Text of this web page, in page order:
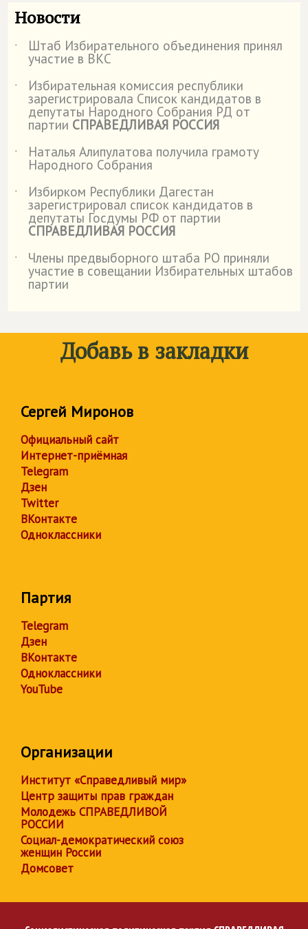
Новости
˙ Штаб Избирательного объединения принял
участие в ВКС
˙
Избирательная комиссия республики
зарегистрировала Список кандидатов в
депутаты Народного Собрания РД от
партии СПРАВЕДЛИВАЯ РОССИЯ
˙
Наталья Алипулатова получила грамоту
Народного Собрания
˙
Избирком Республики Дагестан
зарегистрировал список кандидатов в
депутаты Госдумы РФ от партии
СПРАВЕДЛИВАЯ РОССИЯ
˙
Члены предвыборного штаба РО приняли
участие в совещании Избирательных штабов
партии
Добавь в закладки
Сергей Миронов
Официальный сайт
Интернет-приёмная
Telegram
Дзен
Twitter
ВКонтакте
Одноклассники
Партия
Telegram
Дзен
ВКонтакте
Одноклассники
YouTube
Организации
Институт «Справедливый мир»
Центр защиты прав граждан
Молодежь СПРАВЕДЛИВОЙ
РОССИИ
Социал-демократический союз
женщин России
Домсовет